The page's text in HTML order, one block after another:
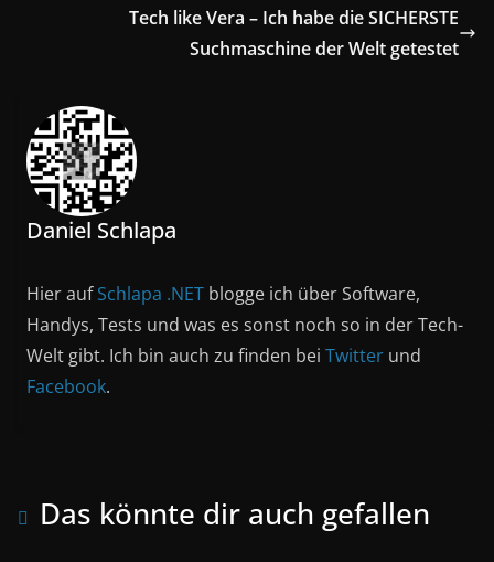
Tech like Vera – Ich habe die SICHERSTE
Suchmaschine der Welt getestet
Daniel Schlapa
Hier aufSchlapa .NET blogge ich über Software,
Handys, Tests und was es sonst noch so in der Tech-
Welt gibt. Ich bin auch zu finden beiTwitter und
Facebook.
Das könnte dir auch gefallen